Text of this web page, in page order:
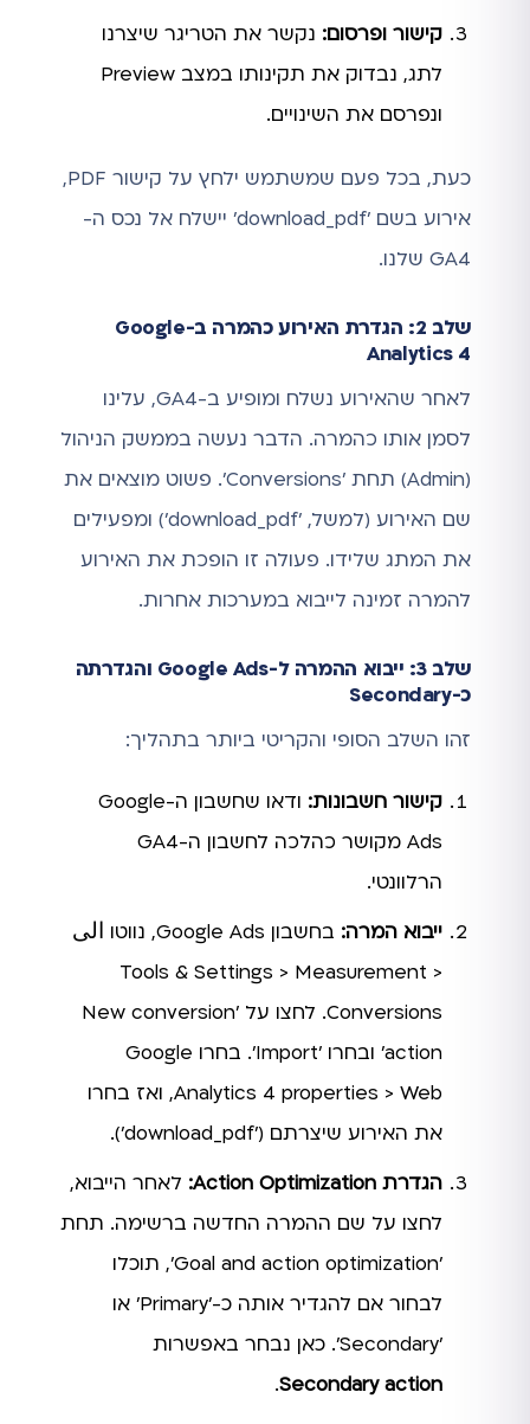
קישור ופרסום: נקשר את הטריגר שיצרנו
לתג, נבדוק את תקינותו במצב Preview
ונפרסם את השינויים.
כעת, בכל פעם שמשתמש ילחץ על קישור PDF,
אירוע בשם 'download_pdf' יישלח אל נכס ה-
GA4 שלנו.
שלב 2: הגדרת האירוע כהמרה ב-Google
Analytics 4
לאחר שהאירוע נשלח ומופיע ב-GA4, עלינו
לסמן אותו כהמרה. הדבר נעשה בממשק הניהול
(Admin) תחת 'Conversions'. פשוט מוצאים את
שם האירוע (למשל, 'download_pdf') ומפעילים
את המתג שלידו. פעולה זו הופכת את האירוע
להמרה זמינה לייבוא במערכות אחרות.
שלב 3: ייבוא ההמרה ל-Google Ads והגדרתה
כ-Secondary
זהו השלב הסופי והקריטי ביותר בתהליך:
קישור חשבונות:
ודאו שחשבון ה-Google
Ads מקושר כהלכה לחשבון ה-GA4
הרלוונטי.
ייבוא המרה:
בחשבון Google Ads, נווטו الى
Tools & Settings > Measurement >
Conversions. לחצו על 'New conversion
action' ובחרו 'Import'. בחרו Google
Analytics 4 properties > Web, ואז בחרו
את האירוע שיצרתם ('download_pdf').
הגדרת Action Optimization:
לאחר הייבוא,
לחצו על שם ההמרה החדשה ברשימה. תחת
'Goal and action optimization', תוכלו
לבחור אם להגדיר אותה כ-'Primary' או
'Secondary'. כאן נבחר באפשרות
Secondary action
.